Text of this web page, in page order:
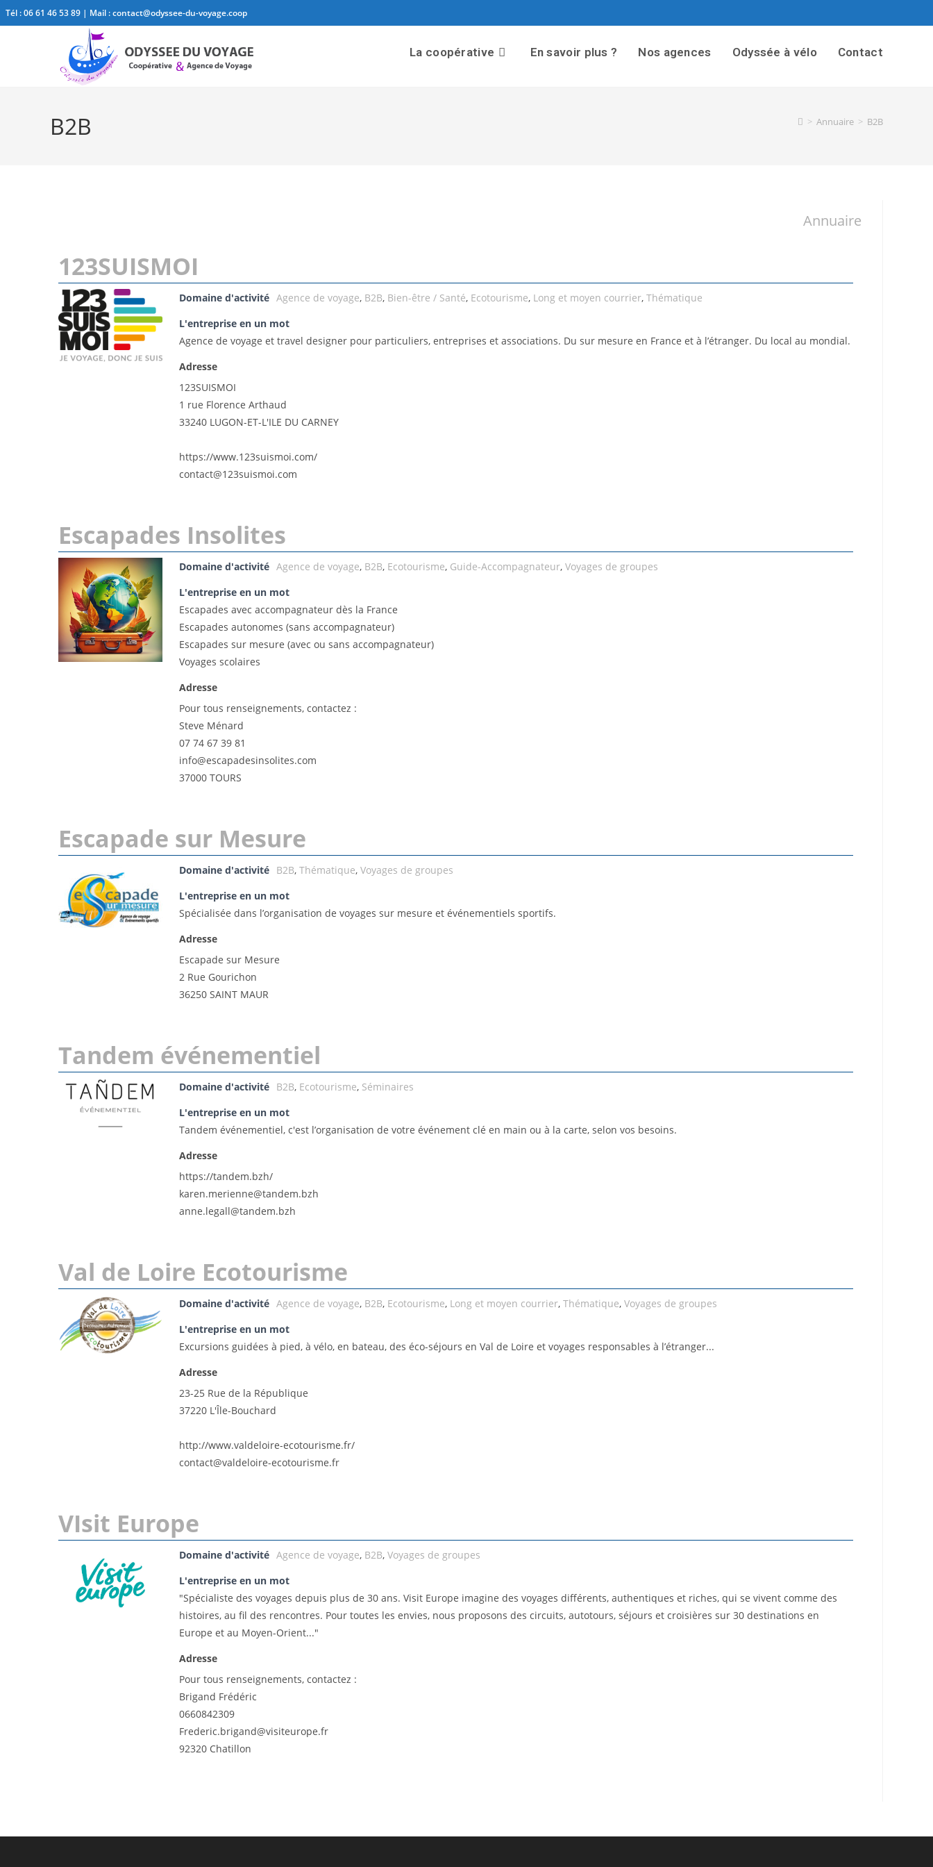
Tél :06 61 46 53 89 | Mail :contact@odyssee-du-voyage.coop
La coopérative En savoir plus ? Nos agences Odyssée à vélo Contact
B2B > Annuaire > B2B
Annuaire
123SUISMOI
Domaine d'activité Agence de voyage, B2B, Bien-être / Santé, Ecotourisme, Long et moyen courrier, Thématique
L'entreprise en un mot
Agence de voyage et travel designer pour particuliers, entreprises et associations. Du sur mesure en France et à l’étranger. Du local au mondial.
Adresse
123SUISMOI
1 rue Florence Arthaud
33240 LUGON-ET-L'ILE DU CARNEY
https://www.123suismoi.com/
contact@123suismoi.com
Escapades Insolites
Domaine d'activité Agence de voyage, B2B, Ecotourisme, Guide-Accompagnateur, Voyages de groupes
L'entreprise en un mot
Escapades avec accompagnateur dès la France
Escapades autonomes (sans accompagnateur)
Escapades sur mesure (avec ou sans accompagnateur)
Voyages scolaires
Adresse
Pour tous renseignements, contactez :
Steve Ménard
07 74 67 39 81
info@escapadesinsolites.com
37000 TOURS
Escapade sur Mesure
Domaine d'activité B2B, Thématique, Voyages de groupes
L'entreprise en un mot
Spécialisée dans l’organisation de voyages sur mesure et événementiels sportifs.
Adresse
Escapade sur Mesure
2 Rue Gourichon
36250 SAINT MAUR
Tandem événementiel
Domaine d'activité B2B, Ecotourisme, Séminaires
L'entreprise en un mot
Tandem événementiel, c'est l’organisation de votre événement clé en main ou à la carte, selon vos besoins.
Adresse
https://tandem.bzh/
karen.merienne@tandem.bzh
anne.legall@tandem.bzh
Val de Loire Ecotourisme
Domaine d'activité Agence de voyage, B2B, Ecotourisme, Long et moyen courrier, Thématique, Voyages de groupes
L'entreprise en un mot
Excursions guidées à pied, à vélo, en bateau, des éco-séjours en Val de Loire et voyages responsables à l’étranger...
Adresse
23-25 Rue de la République
37220 L'Île-Bouchard
http://www.valdeloire-ecotourisme.fr/
contact@valdeloire-ecotourisme.fr
VIsit Europe
Domaine d'activité Agence de voyage, B2B, Voyages de groupes
L'entreprise en un mot
"Spécialiste des voyages depuis plus de 30 ans. Visit Europe imagine des voyages différents, authentiques et riches, qui se vivent comme des
histoires, au fil des rencontres. Pour toutes les envies, nous proposons des circuits, autotours, séjours et croisières sur 30 destinations en
Europe et au Moyen-Orient..."
Adresse
Pour tous renseignements, contactez :
Brigand Frédéric
0660842309
Frederic.brigand@visiteurope.fr
92320 Chatillon